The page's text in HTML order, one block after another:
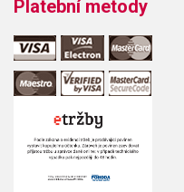
Platební metody